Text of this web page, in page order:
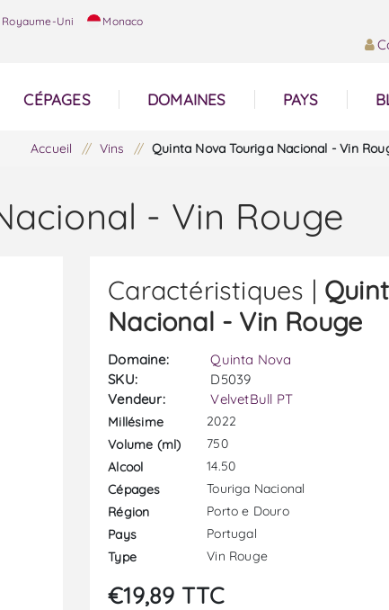
Royaume-Uni Monaco
CÉPAGES DOMAINES PAYS
Accueil / Vins / Quinta Nova Touriga Nacional - Vin
- Vin Rouge
Caractéristiques |
Nacional - Vin Rouge
Domaine:
Quinta Nova
SKU:
D5039
Vendeur:
VelvetBull PT
Millésime
2022
Volume (ml)
750
Alcool
14.50
Cépages
Touriga Nacional
Région
Porto e Douro
Pays
Portugal
Type
Vin Rouge
€19,89 TTC